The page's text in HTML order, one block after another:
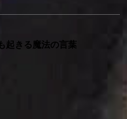
起きる魔法の言葉